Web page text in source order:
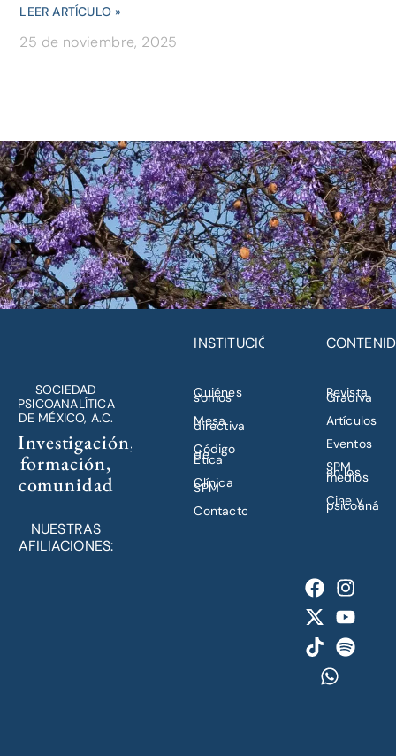
LEER ARTÍCULO »
25 de noviembre, 2025
SOCIEDAD
PSICOANALÍTICA
DE MÉXICO, A.C.
Investigación,
formación,
comunidad
NUESTRAS
AFILIACIONES:
INSTITUCIÓN
Quiénes
somos
Mesa
directiva
Código
de
Ética
Clínica
SPM
Contacto
Revista
Gradiva
Artículos
Eventos
SPM
en los
medios
Cine y